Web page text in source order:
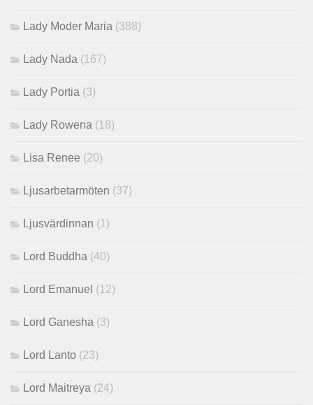
Lady Moder Maria (388)
Lady Nada (167)
Lady Portia (3)
Lady Rowena (18)
Lisa Renee (20)
Ljusarbetarmöten (37)
Ljusvärdinnan (1)
Lord Buddha (40)
Lord Emanuel (12)
Lord Ganesha (3)
Lord Lanto (23)
Lord Maitreya (24)